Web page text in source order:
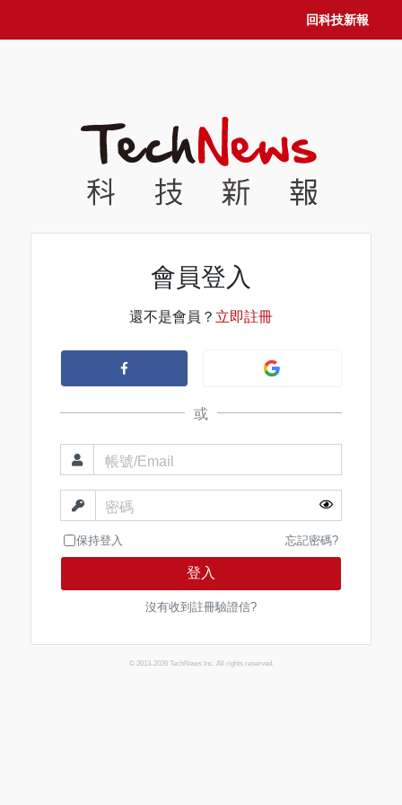
回科技新報
會員登入
還不是會員？ 立即註冊
或
帳號/Email
密碼
保持登入 忘記密碼?
登入
沒有收到註冊驗證信?
© 2013-2026 TechNews Inc. All rights reserved.